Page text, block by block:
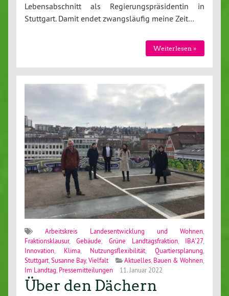
Lebensabschnitt als Regierungspräsidentin in
Stuttgart. Damit endet zwangsläufig meine Zeit…
Weiterlesen »
Arbeitskreis Landesentwicklung und Wohnen,
Fraktionsklausur,Gebäude, Grüne Landtagsfraktion, IBA'27,
Innovation, Klima, Nutzungsflexibilität, Quartiersplanung,
Stuttgart,Susanne Bay,Vielfalt Aktuelles, Bauen & Wohnen,
Im Landtag, Pressemitteilungen 11. Januar 2022
Über den Dächern